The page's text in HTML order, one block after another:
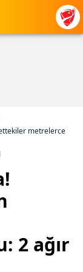
metrelerce
2 ağır